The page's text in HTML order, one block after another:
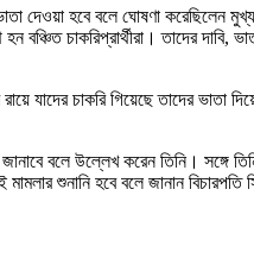
হবে বলে ঘোষণা করেছিলেন
চাকরিপ্রার্থীরা। তাদের দাবি,
যাদের চাকরি গিয়েছে তাদের
জানাবে বলে উল্লেখ করেন তিনি।
শুনানি হবে বলে জানান